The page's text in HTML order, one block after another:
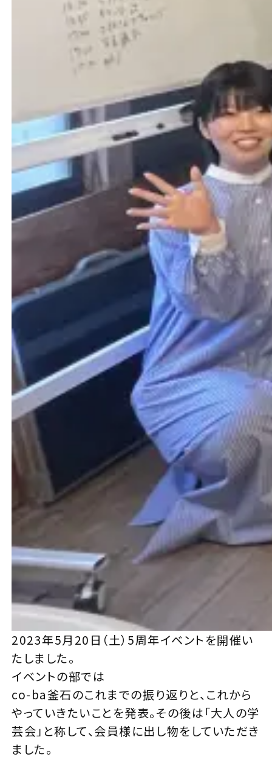
2023年5月20日（土）5周年イベントを開催い
たしました。
イベントの部では
co-ba釜石のこれまでの振り返りと、これから
やっていきたいことを発表。その後は「大人の学
芸会」と称して、会員様に出し物をしていただき
ました。